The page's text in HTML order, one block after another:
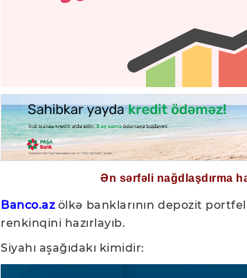
Ən sərfəli nağdlaşdırma
Banco.azölkə banklarının depozit
renkinqini hazırlayıb.
Siyahı aşağıdakı kimidir: